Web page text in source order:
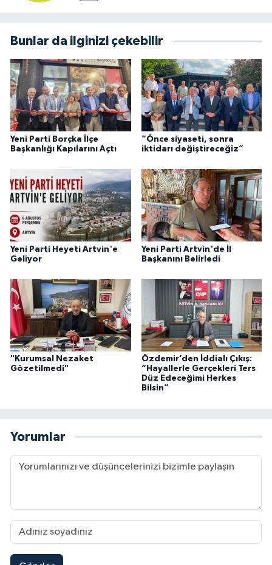
Bunlar da ilginizi çekebilir
Yeni Parti Borçka İlçe
Başkanlığı Kapılarını Açtı
“Önce siyaseti, sonra
iktidarı değiştireceğiz”
Yeni Parti Heyeti Artvin'e
Geliyor
Yeni Parti Artvin'de İl
Başkanını Belirledi
"Kurumsal Nezaket
Gözetilmedi"
Özdemir’den İddialı Çıkış:
“Hayallerle Gerçekleri Ters
Düz Edeceğimi Herkes
Bilsin”
Yorumlar